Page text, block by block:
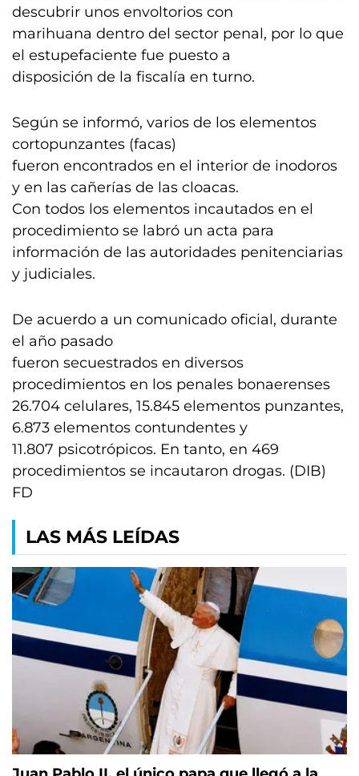
descubrir unos envoltorios con
marihuana dentro del sector penal, por lo que
el estupefaciente fue puesto a
disposición de la fiscalía en turno.
Según se informó, varios de los elementos
cortopunzantes (facas)
fueron encontrados en el interior de inodoros
y en las cañerías de las cloacas.
Con todos los elementos incautados en el
procedimiento se labró un acta para
información de las autoridades penitenciarias
y judiciales.
De acuerdo a un comunicado oficial, durante
el año pasado
fueron secuestrados en diversos
procedimientos en los penales bonaerenses
26.704 celulares, 15.845 elementos punzantes,
6.873 elementos contundentes y
11.807 psicotrópicos. En tanto, en 469
procedimientos se incautaron drogas. (DIB)
FD
LAS MÁS LEÍDAS